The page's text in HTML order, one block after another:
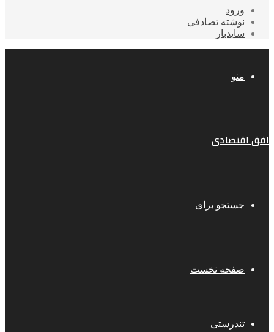
ورود
نوشته تصادفی
سایدبار
منو
افق اقتصادی
جستجو برای
صفحه نخست
تندرستی